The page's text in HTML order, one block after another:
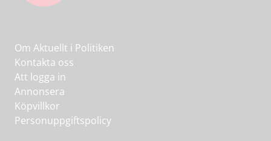
Om Aktuellt i Politiken
Kontakta oss
Att logga in
Annonsera
Köpvillkor
Personuppgiftspolicy